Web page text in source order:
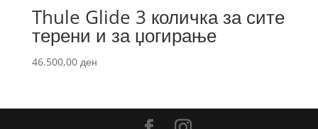
Thule Glide 3 количка за сите
терени и за џогирање
46.500,00 ден